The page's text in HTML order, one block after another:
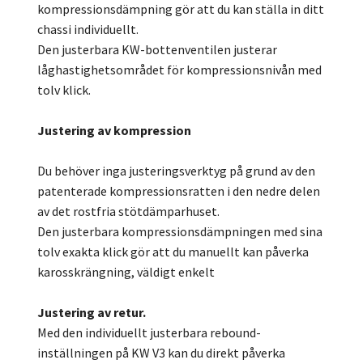
kompressionsdämpning gör att du kan ställa in ditt
chassi individuellt.
Den justerbara KW-bottenventilen justerar
låghastighetsområdet för kompressionsnivån med
tolv klick.
Justering av kompression
Du behöver inga justeringsverktyg på grund av den
patenterade kompressionsratten i den nedre delen
av det rostfria stötdämparhuset.
Den justerbara kompressionsdämpningen med sina
tolv exakta klick gör att du manuellt kan påverka
karosskrängning, väldigt enkelt
Justering av retur.
Med den individuellt justerbara rebound-
inställningen på KW V3 kan du direkt påverka